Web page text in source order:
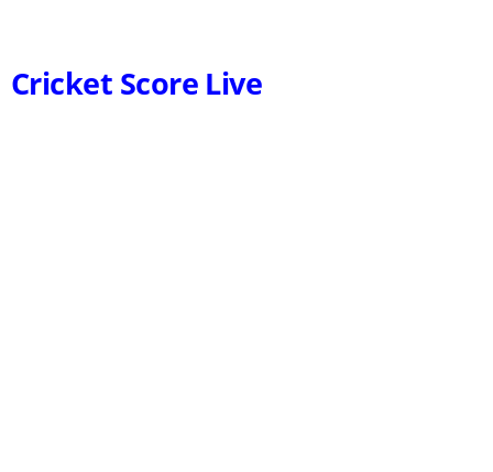
Cricket Score Live